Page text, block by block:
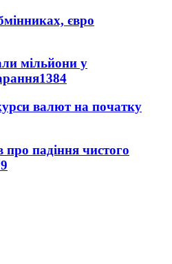
євро
мільйони у
1384
валют на початку
про падіння чистого